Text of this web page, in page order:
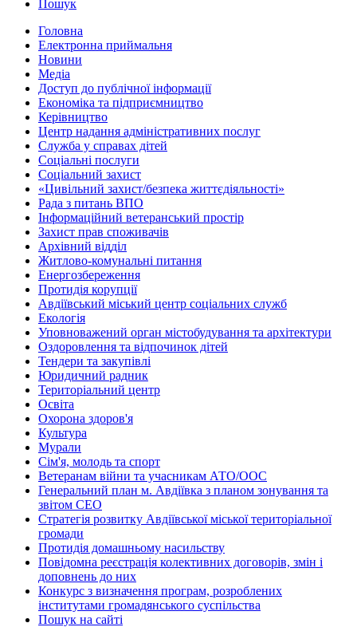
Пошук
Головна
Електронна приймальня
Новини
Медіа
Доступ до публічної інформації
Економіка та підприємництво
Керівництво
Центр надання адміністративних послуг
Служба у справах дітей
Соціальні послуги
Соціальний захист
«Цивільний захист/безпека життєдіяльності»
Рада з питань ВПО
Інформаційний ветеранський простір
Захист прав споживачів
Архівний відділ
Житлово-комунальні питання
Енергозбереження
Протидія корупції
Авдіївський міський центр соціальних служб
Екологія
Уповноважений орган містобудування та архітектури
Оздоровлення та відпочинок дітей
Тендери та закупівлі
Юридичний радник
Територіальний центр
Освіта
Охорона здоров'я
Культура
Мурали
Сім'я, молодь та спорт
Ветеранам війни та учасникам АТО/ООС
Генеральний план м. Авдіївка з планом зонування та
звітом СЕО
Стратегія розвитку Авдіївської міської територіальної
громади
Протидія домашньому насильству
Повідомна реєстрація колективних договорів, змін і
доповнень до них
Конкурс з визначення програм, розроблених
інститутами громадянського суспільства
Пошук на сайті